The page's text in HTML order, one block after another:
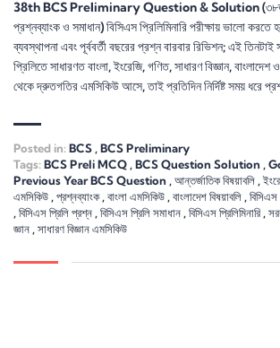
38th BCS Preliminary Question & Solution (৩৮তম
প্রশ্নব্যাংক ও সমাধান) বিসিএস প্রিলিমিনারি পরীক্ষায় ভালো
ব্যবস্থাপনা এবং পূর্ববর্তী বছরের প্রশ্ন বারবার রিভিশন; এই
প্রিলিতে সাধারণত বাংলা, ইংরেজি, গণিত, সাধারণ বিজ্ঞান,
থেকে দ্রুতগতির এমসিকিউ আসে, তাই প্রতিদিন নির্দিষ্ট সময় ধরে
Posted in:BCS , BCS Preliminary
Tags:BCS Preli MCQ , BCS Question Solution ,
Previous Year BCS Question , আন্তর্জাতিক বিষয়াবলি ,
এমসিকিউ , প্রশ্নব্যাংক, বাংলা এমসিকিউ , বাংলাদেশ বিষয়াবলি ,
, বিসিএস প্রিলি প্রশ্ন , বিসিএস প্রিলি সমাধান , বিসিএস প্রিলিমিনারি ,
জ্ঞান , সাধারণ বিজ্ঞান এমসিকিউ